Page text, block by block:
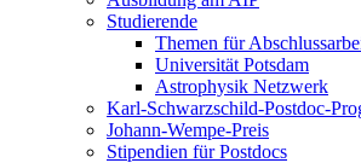
Studierende
Themen für
Universität Potsdam
Astrophysik Netzwerk
Karl-Schwarzschild-Postdoc-
Johann-Wempe-Preis
Stipendien für Postdocs